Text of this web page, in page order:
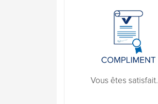
Vous êtes